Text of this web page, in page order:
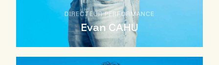
DIRECTEUR PERFORMANCE
Evan CAHU